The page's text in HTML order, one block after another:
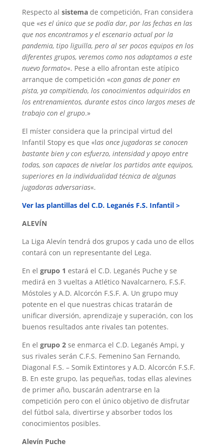
Respecto al sistemade competición, Fran considera
que «es el único que se podía dar, por las fechas en las
que nos encontramos y el escenario actual por la
pandemia, tipo liguilla, pero al ser pocos equipos en los
diferentes grupos, veremos como nos adaptamos a este
nuevo formato«. Pese a ello afrontan este atípico
arranque de competición «con ganas de poner en
pista, ya compitiendo, los conocimientos adquiridos en
los entrenamientos, durante estos cinco largos meses de
trabajo con el grupo.»
El míster considera que la principal virtud del
Infantil Stopy es que «las once jugadoras se conocen
bastante bien y con esfuerzo, intensidad y apoyo entre
todas, son capaces de nivelar los partidos ante equipos,
superiores en la individualidad técnica de algunas
jugadoras adversarias«.
Ver las plantillas del C.D. Leganés F.S. Infantil >
ALEVÍN
La Liga Alevín tendrá dos grupos y cada uno de ellos
contará con un representante del Lega.
En el grupo 1 estará el C.D. Leganés Puche y se
medirá en 3 vueltas a Atlético Navalcarnero, F.S.F.
Móstoles y A.D. Alcorcón F.S.F. A. Un grupo muy
potente en el que nuestras chicas tratarán de
unificar diversión, aprendizaje y superación, con los
buenos resultados ante rivales tan potentes.
En el grupo 2se enmarca el C.D. Leganés Ampi, y
sus rivales serán C.F.S. Femenino San Fernando,
Diagonal F.S. – Somik Extintores y A.D. Alcorcón F.S.F.
B. En este grupo, las pequeñas, todas ellas alevines
de primer año, buscarán adentrarse en la
competición pero con el único objetivo de disfrutar
del fútbol sala, divertirse y absorber todos los
conocimientos posibles.
Alevín Puche